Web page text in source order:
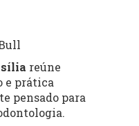
reúne
e prática
pensado para